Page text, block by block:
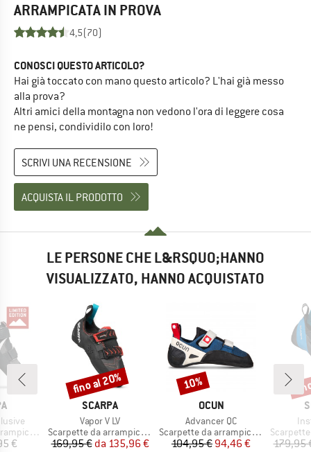
ARRAMPICATAIN PROVA
4,5(70)
CONOSCI QUESTO ARTICOLO?
Hai già toccato con mano questo articolo? L'hai già messo
alla prova?
Altri amici della montagna non vedono l'ora di leggere cosa
ne pensi, condividilo con loro!
SCRIVI UNA RECENSIONE
ACQUISTA IL PRODOTTO
LE PERSONE CHE L&RSQUO;HANNO
VISUALIZZATO, HANNO ACQUISTATO
€
MARCHIO
SCARPA
Articolo
Vapor V LV
Gruppo di prodotti
Scarpette da arrampicata
Prezzo
169,95 € Prezzo ridotto
da 135,96 €
Sconto
fino al 20%
MARCHIO
OCUN
Articolo
Advancer QC
Gruppo di prodotti
Scarpette da arrampicata
Prezzo
104,95 €Prezzo ridotto
94,46 €
Sconto
10%
Gruppo
Scarpette
179,95